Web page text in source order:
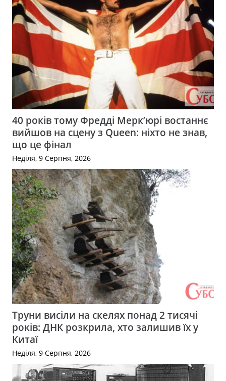
40 років тому Фредді Мерк’юрі востаннє
вийшов на сцену з Queen: ніхто не знав,
що це фінал
Неділя, 9 Серпня, 2026
Труни висіли на скелях понад 2 тисячі
років: ДНК розкрила, хто залишив їх у
Китаї
Неділя, 9 Серпня, 2026